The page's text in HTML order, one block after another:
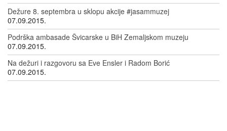
Dežure 8. septembra u sklopu akcije #jasammuzej
07.09.2015.
Podrška ambasade Švicarske u BiH Zemaljskom muzeju
07.09.2015.
Na dežuri i razgovoru sa Eve Ensler i Radom Borić
07.09.2015.